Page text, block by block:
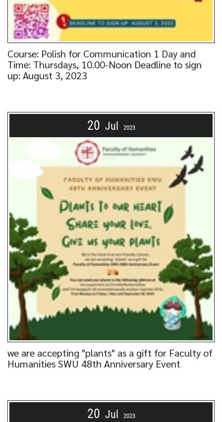
Course: Polish for Communication 1 Day and
Time: Thursdays, 10.00-Noon Deadline to sign
up: August 3, 2023
20 Jul 2023
we are accepting "plants" as a gift for Faculty of
Humanities SWU 48th Anniversary Event
20 Jul 2023